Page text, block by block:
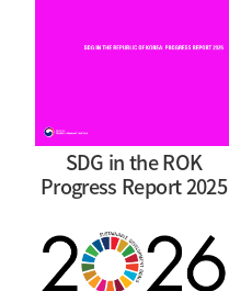
SDG in the ROK
Progress Report 2025